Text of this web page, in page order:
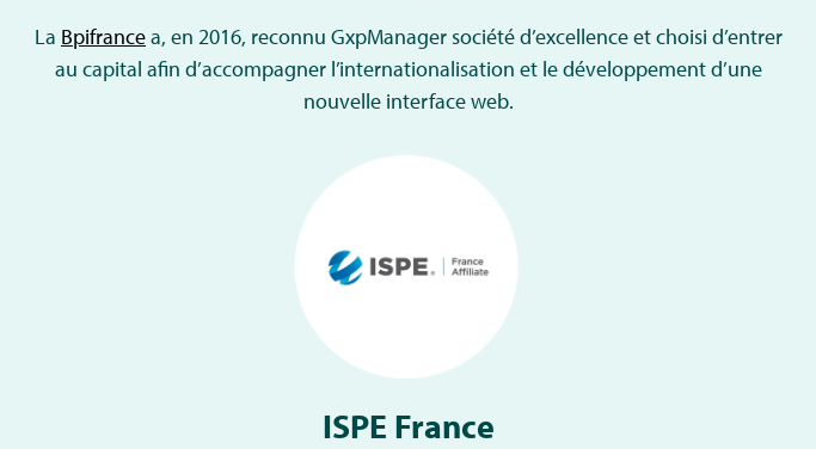
La Bpifrancea, en 2016, reconnu GxpManager société d’excellence et choisi d’entrer
au capital afin d’accompagner l’internationalisation et le développement d’une
nouvelle interface web.
ISPE France